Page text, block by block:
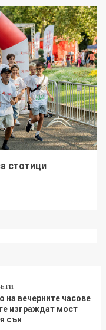
стотици
на вечерните часове
изграждат мост
сън